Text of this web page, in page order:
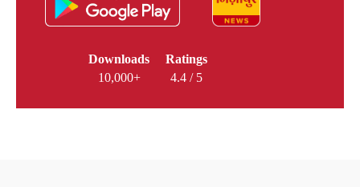
Downloads
10,000+
Ratings
4.4 / 5